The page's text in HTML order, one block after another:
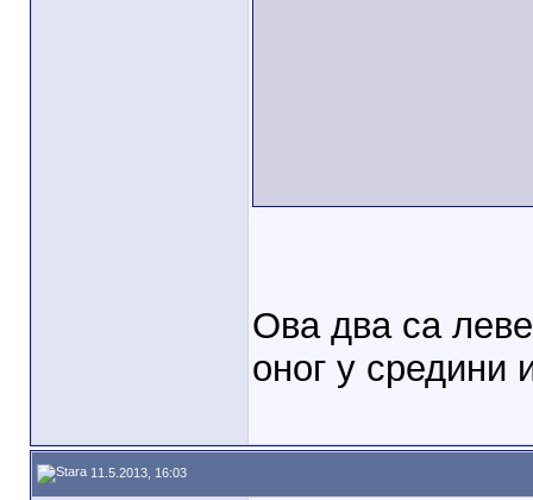
Ова два са
оног у средини
11.5.2013, 16:03